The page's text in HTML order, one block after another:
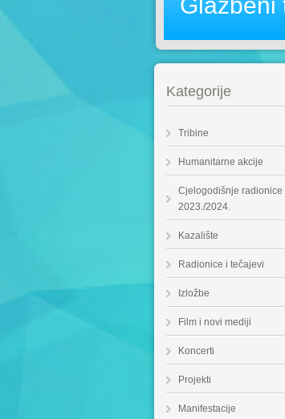
Kategorije
Tribine
Humanitarne akcije
Cjelogodišnje radionice
2023./2024.
Kazalište
Radionice i tečajevi
Izložbe
Film i novi mediji
Koncerti
Projekti
Manifestacije